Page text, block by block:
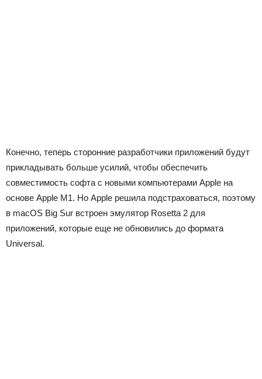
Конечно, теперь сторонние разработчики приложений будут
прикладывать больше усилий, чтобы обеспечить
совместимость софта с новыми компьютерами Apple на
основе Apple M1. Но Apple решила подстраховаться, поэтому
в macOS Big Sur встроен эмулятор Rosetta 2 для
приложений, которые еще не обновились до формата
Universal.